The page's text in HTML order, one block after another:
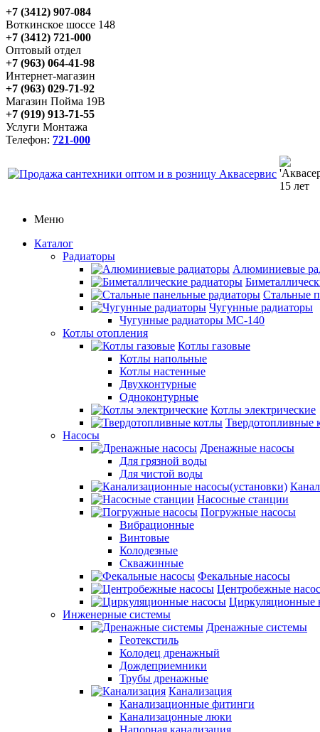
+7 (3412) 907-084
Воткинское шоссе 148
+7 (3412) 721-000
Оптовый отдел
+7 (963) 064-41-98
Интернет-магазин
+7 (963) 029-71-92
Магазин Пойма 19В
+7 (919) 913-71-55
Услуги Монтажа
Телефон: 721-000
Меню
Каталог
Радиаторы
Алюминиевые
Стальные
Чугунные радиаторы
Чугунные радиаторы МС-140
Котлы отопления
Котлы газовые
Котлы напольные
Котлы настенные
Двухконтурные
Одноконтурные
Котлы электрические
Твердотопливные
Насосы
Дренажные насосы
Для грязной воды
Для чистой воды
Насосные станции
Погружные насосы
Вибрационные
Винтовые
Колодезные
Скважинные
Фекальные насосы
Центробежные
Циркуляционные
Инженерные системы
Дренажные системы
Геотекстиль
Колодец дренажный
Дождеприемники
Трубы дренажные
Канализация
Канализационные фитинги
Канализацонные люки
Напорная канализация